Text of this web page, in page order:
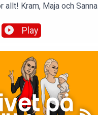
allt! Kram, Maja och Sanna
Play